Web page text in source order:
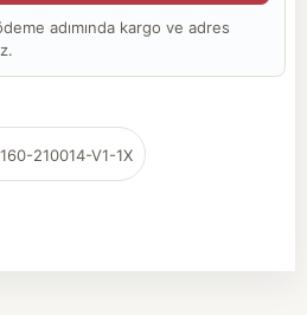
adımında kargo ve adres
210014-V1-1X